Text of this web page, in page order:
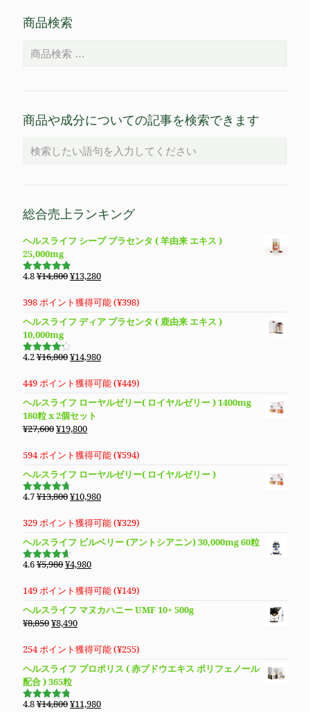
商品検索
商品や成分についての記事を検索できます
総合売上ランキング
ヘルスライフ シープ プラセンタ ( 羊由来 エキス )
25,000mg
5段階で
4.8¥14,800元
価
は
で
た。
¥13,280現
の
格
¥13,280
す。
398 ポイント獲得可能 (¥398)
ヘルスライフ ディア プラセンタ ( 鹿由来 エキス )
10,000mg
5段階で
4.2¥16,800元
価
は
¥16,800
で
た。
¥14,980現
の
格
で
す。
449 ポイント獲得可能 (¥449)
ヘルスライフ ローヤルゼリー( ロイヤルゼリー ) 1400mg
180粒 x 2個セット
¥27,600元
価
は
¥27,600
し
¥19,800現
の
は
で
594 ポイント獲得可能 (¥594)
ヘルスライフ ローヤルゼリー( ロイヤルゼリー )
5段階で
4.7¥13,800元
価
は
¥13,800
し
¥10,980現
の
格
で
329 ポイント獲得可能 (¥329)
ヘルスライフ ビルベリー (アントシアニン) 30,000mg 60粒
5段階で
4.6¥5,980元
価
は
¥5,980
し
た。
¥4,980現
の
格
¥4,980
で
す。
149 ポイント獲得可能 (¥149)
ヘルスライフ マヌカハニー UMF 10+ 500g
¥8,850元
価
は
¥8,850
で
¥8,490現
の
格
¥8,490
254 ポイント獲得可能 (¥255)
ヘルスライフ プロポリス ( 赤ブドウエキス ポリフェノール
配合 ) 365粒
5段階で
4.8¥14,800元
¥11,980現